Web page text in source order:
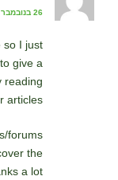
26 בנובמבר 2024 בשעה 20:03
so I just
give a
reading
articles.
forums
the
a lot!